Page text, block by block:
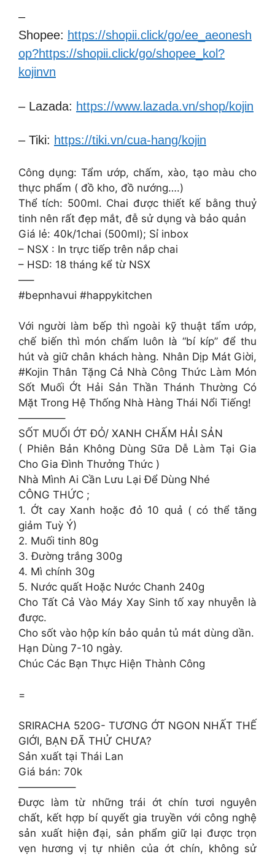
–
Shopee: https://shopii.click/go/ee_aeonesh
op?https://shopii.click/go/shopee_kol?
kojinvn
– Lazada: https://www.lazada.vn/shop/kojin
– Tiki: https://tiki.vn/cua-hang/kojin
Công dụng: Tẩm ướp, chấm, xào, tạo màu cho
thực phẩm ( đồ kho, đồ nướng….)
Thể tích: 500ml. Chai được thiết kế bằng thuỷ
tinh nên rất đẹp mắt, đễ sử dụng và bảo quản
Giá lẻ: 40k/1chai (500ml); Sỉ inbox
– NSX : In trực tiếp trên nắp chai
– HSD: 18 tháng kể từ NSX
—–
#bepnhavui #happykitchen
Với người làm bếp thì ngoài kỹ thuật tẩm ướp,
chế biến thì món chấm luôn là “bí kíp” để thu
hút và giữ chân khách hàng. Nhân Dịp Mát Giời,
#Kojin Thân Tặng Cả Nhà Công Thức Làm Món
Sốt Muối Ớt Hải Sản Thần Thánh Thường Có
Mặt Trong Hệ Thống Nhà Hàng Thái Nổi Tiếng!
————–
SỐT MUỐI ỚT ĐỎ/ XANH CHẤM HẢI SẢN
( Phiên Bản Không Dùng Sữa Dễ Làm Tại Gia
Cho Gia Đình Thưởng Thức )
Nhà Mình Ai Cần Lưu Lại Để Dùng Nhé
CÔNG THỨC ;
1. Ớt cay Xanh hoặc đỏ 10 quả ( có thể tăng
giảm Tuỳ Ý)
2. Muối tinh 80g
3. Đường trắng 300g
4. Mì chính 30g
5. Nước quất Hoặc Nước Chanh 240g
Cho Tất Cả Vào Máy Xay Sinh tố xay nhuyễn là
được.
Cho sốt vào hộp kín bảo quản tủ mát dùng dần.
Hạn Dùng 7-10 ngày.
Chúc Các Bạn Thực Hiện Thành Công
=
SRIRACHA 520G- TƯƠNG ỚT NGON NHẤT THẾ
GIỚI, BẠN ĐÃ THỬ CHƯA?
Sản xuất tại Thái Lan
Giá bán: 70k
—————–
Được làm từ những trái ớt chín tươi nguyên
chất, kết hợp bí quyết gia truyền với công nghệ
sản xuất hiện đại, sản phẩm giữ lại được trọn
vẹn hương vị tự nhiên của ớt chín, không sử